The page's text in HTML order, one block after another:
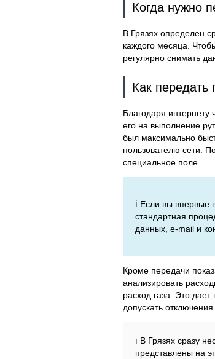
Когда нужно
В Грязях определен
каждого месяца.
регулярно снимать
Как передать
Благодаря интернету
его на выполнение
был максимально
пользователю сети.
специальное поле.
ℹ️ Если вы впервые
стандартная
данных, e-mail и
Кроме передачи
анализировать
расход газа. Это
допускать
ℹ️ В Грязях сразу
представлены на